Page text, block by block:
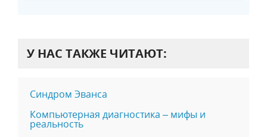
У НАС ТАКЖЕ ЧИТАЮТ:
Синдром Эванса
Компьютерная диагностика – мифы и
реальность